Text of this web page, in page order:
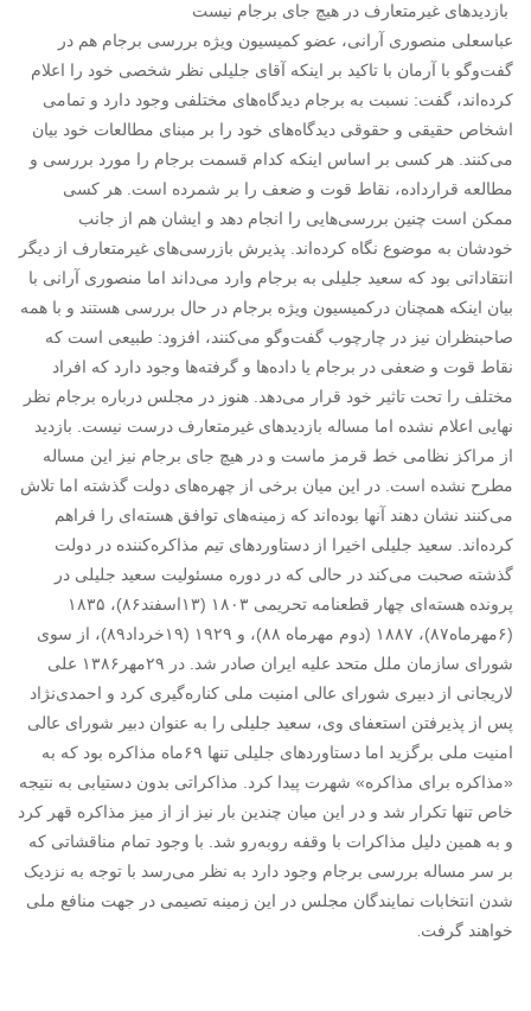
بازدیدهای غیرمتعارف در هیچ جای برجام نیست
عباسعلی منصوری آرانی، عضو کمیسیون ویژه بررسی برجام هم در
گفت‌وگو با آرمان با تاکید بر اینکه آقای جلیلی نظر شخصی خود را اعلام
کرده‌اند، گفت: نسبت به برجام دیدگاه‌های مختلفی وجود دارد و تمامی
اشخاص حقیقی و حقوقی دیدگاه‌های خود را بر مبنای مطالعات خود بیان
می‌کنند. هر کسی بر اساس اینکه کدام قسمت برجام را مورد بررسی و
مطالعه قرارداده، نقاط قوت و ضعف را بر شمرده است. هر کسی
ممکن است چنین بررسی‌هایی را انجام دهد و ایشان هم از جانب
خودشان به موضوع نگاه کرده‌اند. پذیرش بازرسی‌های غیرمتعارف از دیگر
انتقاداتی بود که سعید جلیلی به برجام وارد می‌داند اما منصوری آرانی با
بیان اینکه همچنان درکمیسیون ویژه برجام در حال بررسی هستند و با همه
صاحبنظران نیز در چارچوب گفت‌وگو می‌کنند، افزود: طبیعی است که
نقاط قوت و ضعفی در برجام یا داده‌ها و گرفته‌ها وجود دارد که افراد
مختلف را تحت تاثیر خود قرار می‌دهد. هنوز در مجلس درباره برجام نظر
نهایی اعلام نشده اما مساله بازدید‌های غیرمتعارف درست نیست. بازدید
از مراکز نظامی خط قرمز ماست و در هیچ جای برجام نیز این مساله
مطرح نشده است. در این میان برخی از چهره‌های دولت گذشته اما تلاش
می‌کنند نشان دهند آنها بوده‌اند که زمینه‌های توافق هسته‌ای را فراهم
کرده‌اند. سعید جلیلی اخیرا از دستاورد‌های تیم مذاکره‌کننده در دولت
گذشته صحبت می‌کند در حالی که در دوره مسئولیت سعید جلیلی در
پرونده هسته‌ای چهار قطعنامه تحریمی ۱۸۰۳ (۱۳اسفند۸۶)، ۱۸۳۵
(۶مهرماه۸۷)، ۱۸۸۷ (دوم مهرماه ۸۸)، و ۱۹۲۹ (۱۹خرداد۸۹)، از سوی
شورای سازمان ملل متحد علیه ایران صادر شد. در ۲۹مهر۱۳۸۶ علی
لاریجانی از دبیری شورای عالی امنیت ملی کناره‌گیری کرد و احمدی‌نژاد
پس از پذیرفتن استعفای وی، سعید جلیلی را به عنوان دبیر شورای عالی
امنیت ملی برگزید اما دستاوردهای جلیلی تنها ۶۹ماه مذاکره بود که به
«مذاکره برای مذاکره» شهرت پیدا کرد. مذاکراتی بدون دستیابی به نتیجه
خاص تنها تکرار شد و در این میان چندین بار نیز از از میز مذاکره قهر کرد
و به همین دلیل مذاکرات با وقفه رو‌به‌رو شد. با وجود تمام مناقشاتی که
بر سر مساله بررسی برجام وجود دارد به نظر می‌رسد با توجه به نزدیک
شدن انتخابات نمایندگان مجلس در این زمینه تصیمی در جهت منافع ملی
خواهند گرفت.